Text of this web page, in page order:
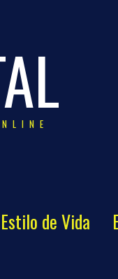
Estilo de Vida